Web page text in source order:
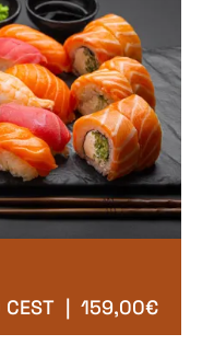
CEST | 159,00€